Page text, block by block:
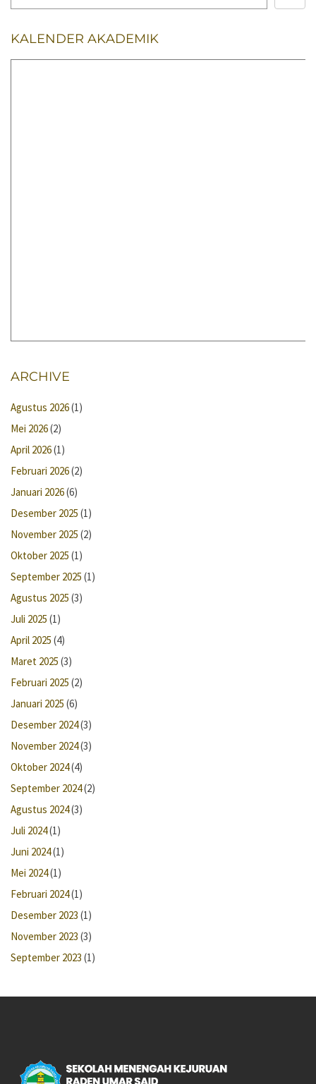
KALENDER AKADEMIK
ARCHIVE
Agustus 2026(1)
Mei 2026(2)
April 2026(1)
Februari 2026(2)
Januari 2026(6)
Desember 2025 (1)
November 2025 (2)
Oktober 2025 (1)
September 2025 (1)
Agustus 2025 (3)
Juli 2025 (1)
April 2025 (4)
Maret 2025 (3)
Februari 2025 (2)
Januari 2025 (6)
Desember 2024(3)
November 2024(3)
Oktober 2024(4)
September 2024(2)
Agustus 2024(3)
Juli 2024(1)
Juni 2024(1)
Mei 2024(1)
Februari 2024(1)
Desember 2023 (1)
November 2023 (3)
September 2023 (1)